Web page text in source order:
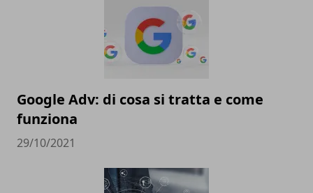
Google Adv: di cosa si tratta e come
funziona
29/10/2021